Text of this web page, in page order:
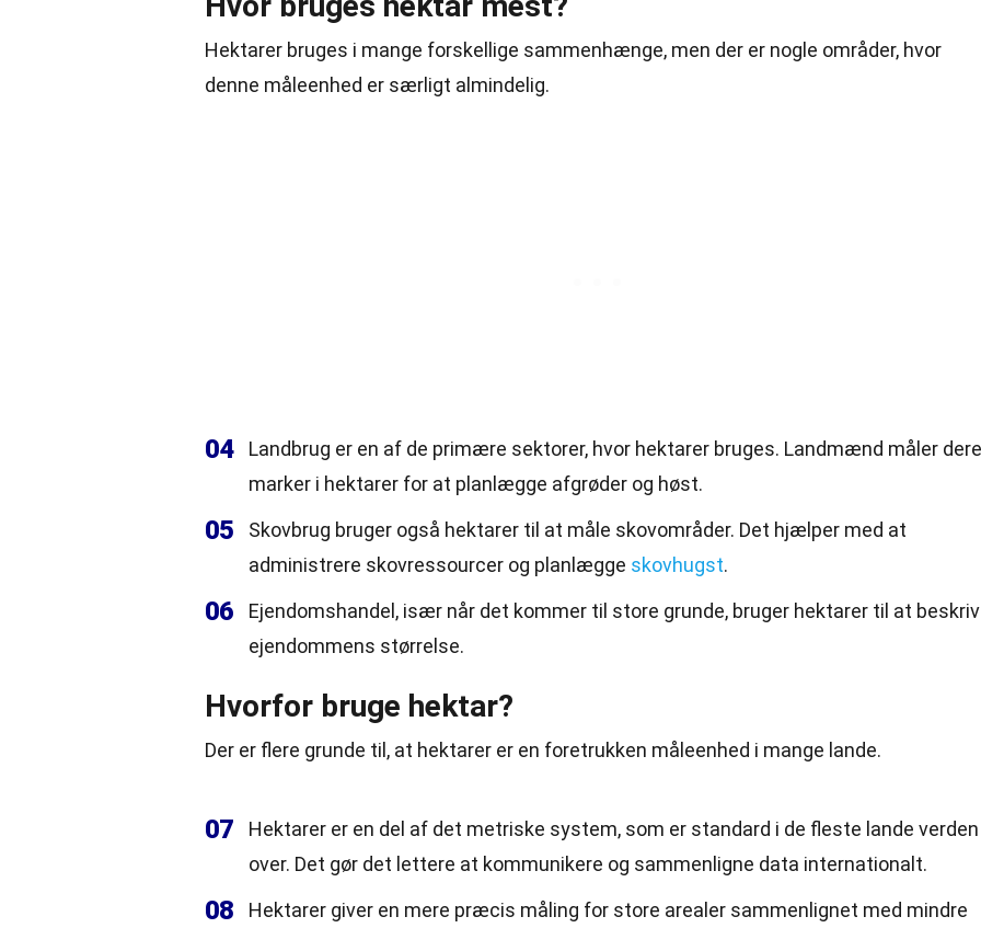
Hektarer bruges i mange forskellige sammenhænge, men der er nogle områder, hvor
denne måleenhed er særligt almindelig.
04
Landbrug er en af de primære sektorer, hvor hektarer bruges. Landmænd måler
marker i hektarer for at planlægge afgrøder og høst.
05
Skovbrug bruger også hektarer til at måle skovområder. Det hjælper med at
administrere skovressourcer og planlægge skovhugst.
06
Ejendomshandel, især når det kommer til store grunde, bruger hektarer til at
ejendommens størrelse.
Hvorfor bruge hektar?
Der er flere grunde til, at hektarer er en foretrukken måleenhed i mange lande.
07
Hektarer er en del af det metriske system, som er standard i de fleste lande verden
over. Det gør det lettere at kommunikere og sammenligne data internationalt.
08
Hektarer giver en mere præcis måling for store arealer sammenlignet med mindre